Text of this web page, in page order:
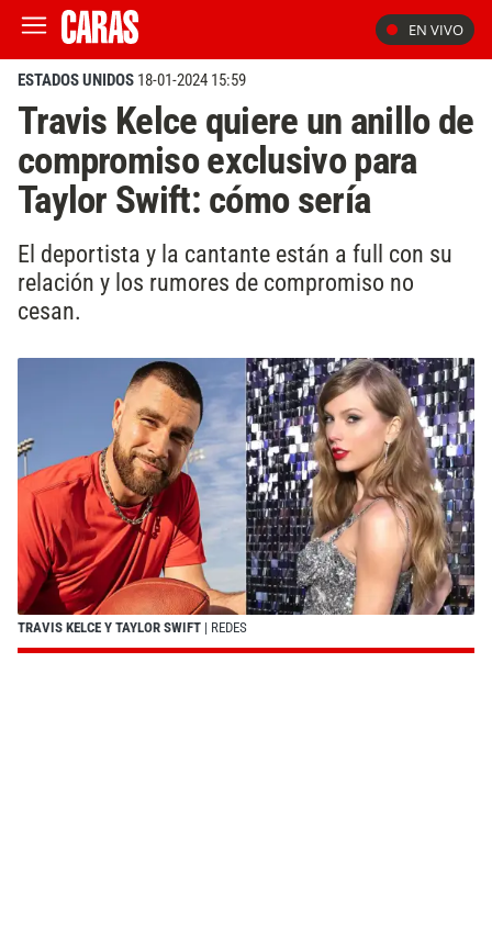
EN VIVO
ESTADOS UNIDOS 18-01-2024 15:59
Travis Kelce quiere un anillo de
compromiso exclusivo para
Taylor Swift: cómo sería
El deportista y la cantante están a full con su
relación y los rumores de compromiso no
cesan.
TRAVIS KELCE Y TAYLOR SWIFT | REDES